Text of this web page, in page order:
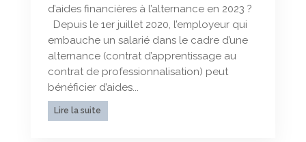
d’aides financières à l’alternance en 2023 ?
Depuis le 1er juillet 2020, l’employeur qui
embauche un salarié dans le cadre d’une
alternance (contrat d’apprentissage au
contrat de professionnalisation) peut
bénéficier d’aides...
Lire la suite